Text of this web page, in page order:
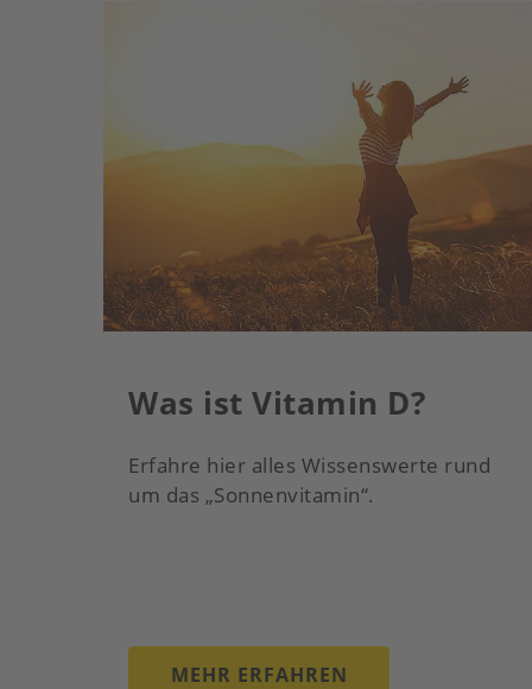
Was ist Vitamin D?
Erfahre hier alles Wissenswerte rund
um das „Sonnenvitamin“.
MEHR ERFAHREN